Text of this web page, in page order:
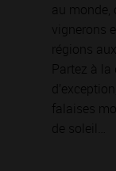
au
vignerons
régions
Partez à la
falaises
de soleil…